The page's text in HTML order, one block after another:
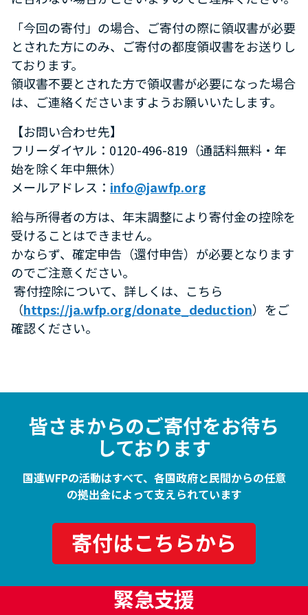
「今回の寄付」の場合、ご寄付の際に領収書が必要
とされた方にのみ、ご寄付の都度領収書をお送りし
ております。
領収書不要とされた方で領収書が必要になった場合
は、ご連絡くださいますようお願いいたします。
【お問い合わせ先】
フリーダイヤル：0120-496-819（通話料無料・年
始を除く年中無休）
メールアドレス： info@jawfp.org
給与所得者の方は、年末調整により寄付金の控除を
受けることはできません。
かならず、確定申告（還付申告）が必要となります
のでご注意ください。
寄付控除について、詳しくは、こちら
（https://ja.wfp.org/donate_deduction）をご
確認ください。
皆さまからのご寄付をお待ち
しております
国連WFPの活動はすべて、各国政府と民間からの任意
の拠出金によって支えられています
寄付はこちらから
緊急支援